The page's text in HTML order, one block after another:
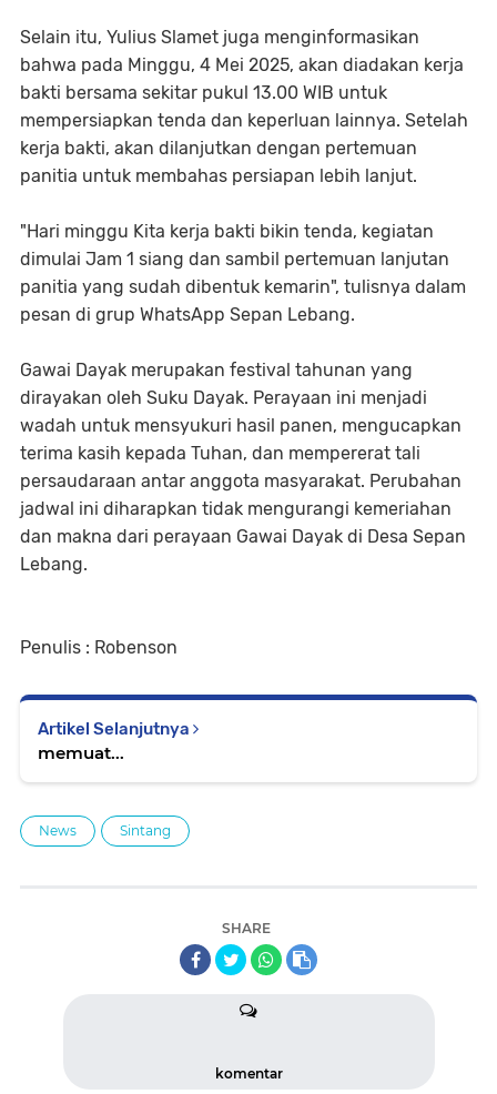
Selain itu, Yulius Slamet juga menginformasikan
bahwa pada Minggu, 4 Mei 2025, akan diadakan kerja
bakti bersama sekitar pukul 13.00 WIB untuk
mempersiapkan tenda dan keperluan lainnya. Setelah
kerja bakti, akan dilanjutkan dengan pertemuan
panitia untuk membahas persiapan lebih lanjut.
"Hari minggu Kita kerja bakti bikin tenda, kegiatan
dimulai Jam 1 siang dan sambil pertemuan lanjutan
panitia yang sudah dibentuk kemarin", tulisnya dalam
pesan di grup WhatsApp Sepan Lebang.
Gawai Dayak merupakan festival tahunan yang
dirayakan oleh Suku Dayak. Perayaan ini menjadi
wadah untuk mensyukuri hasil panen, mengucapkan
terima kasih kepada Tuhan, dan mempererat tali
persaudaraan antar anggota masyarakat. Perubahan
jadwal ini diharapkan tidak mengurangi kemeriahan
dan makna dari perayaan Gawai Dayak di Desa Sepan
Lebang.
Penulis : Robenson
Artikel Selanjutnya
memuat...
News Sintang
SHARE
komentar